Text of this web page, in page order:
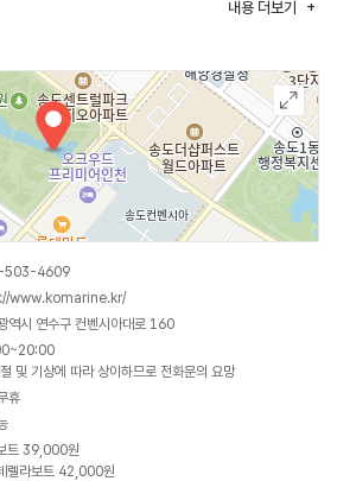
스에서는 구르미보트, 문보트, 패밀리보트와
내용 더보기
503-4609
www.komarine.kr/
역시 연수구 컨벤시아대로 160
및 기상에 따라 상이하므로 전화문의 요망
휴
트 39,000원
렐라보트 42,000원